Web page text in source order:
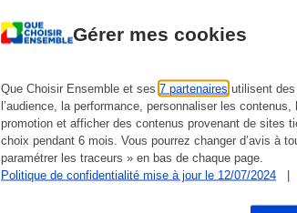
Gérer mes cookies
Que Choisir Ensemble et ses 7 partenaires utilisent
l’audience, la performance, personnaliser les
promotion et afficher des contenus provenant de sites
choix pendant 6 mois. Vous pourrez changer d’avis à
paramétrer les traceurs » en bas de chaque page.
Politique de confidentialité mise à jour le 12/07/2024
|